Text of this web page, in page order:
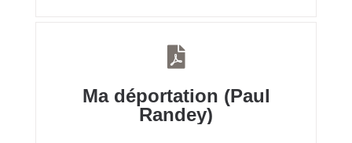
Ma déportation (Paul
Randey)